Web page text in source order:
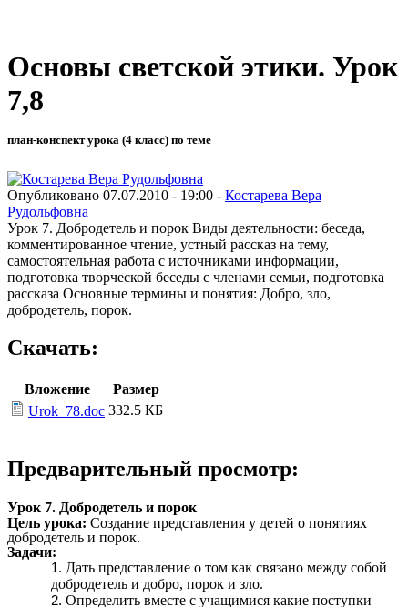
Основы светской этики. Урок
7,8
план-конспект урока (4 класс) по теме
Опубликовано 07.07.2010 - 19:00 - Костарева Вера
Рудольфовна
Урок 7. Добродетель и порок Виды деятельности: беседа,
комментированное чтение, устный рассказ на тему,
самостоятельная работа с источниками информации,
подготовка творческой беседы с членами семьи, подготовка
рассказа Основные термины и понятия: Добро, зло,
добродетель, порок.
Скачать:
Вложение
Размер
Urok_78.doc 332.5 КБ
Предварительный просмотр:
Урок 7. Добродетель и порок
Цель урока: Создание представления у детей о понятиях
добродетель и порок.
Задачи:
Дать представление о том как связано между собой
добродетель и добро, порок и зло.
Определить вместе с учащимися какие поступки